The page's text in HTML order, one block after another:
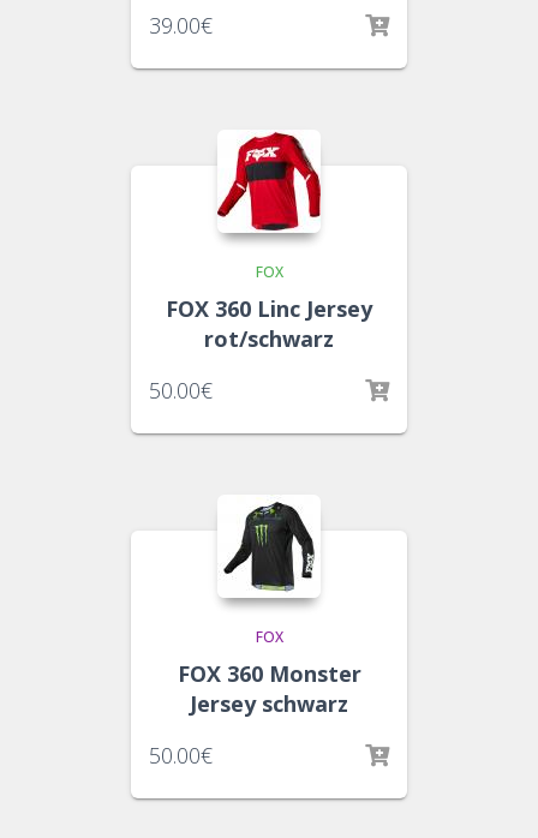
39.00€
FOX
FOX 360 Linc Jersey
rot/schwarz
50.00€
FOX
FOX 360 Monster
Jersey schwarz
50.00€